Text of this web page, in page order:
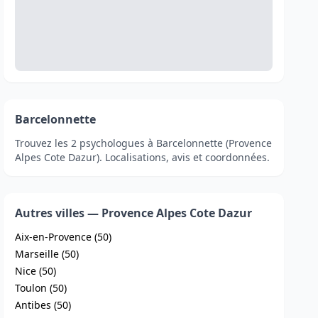
Barcelonnette
Trouvez les 2 psychologues à Barcelonnette (Provence
Alpes Cote Dazur). Localisations, avis et coordonnées.
Autres villes — Provence Alpes Cote Dazur
Aix-en-Provence (50)
Marseille (50)
Nice (50)
Toulon (50)
Antibes (50)